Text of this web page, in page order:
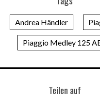
Andrea Händler
Piaggio Medley 125
Teilen auf